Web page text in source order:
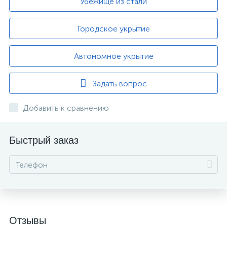
Городское укрытие
Автономное укрытие
Задать вопрос
Добавить к сравнению
Быстрый заказ
Отзывы